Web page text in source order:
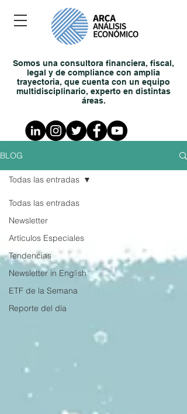
Somos una consultora financiera, fiscal,
legal y de compliance con amplia
trayectoria, que cuenta con un equipo
multidisciplinario, experto en distintas
áreas.
BLOG
Todas las entradas
Newsletter
Artículos Especiales
Tendencias
Newsletter in English
ETF de la Semana
Reporte del día
Todas las entradas